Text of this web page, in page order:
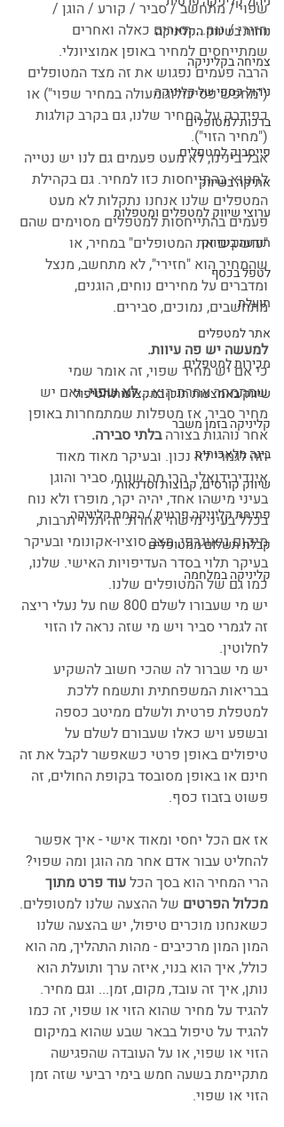
נוחות בשיווק הקליניקה
צמיחה בקליניקה
ניהול כספי של קליניקה
ברכות למטופלים
פייסבוק למטפלים
אתיקה בשיווק
ערוצי שיווק למטפלים ומטפלות
תודעה בשיווק
לטפל בכסף
תועלת
אתר למטפלים
מכירות למטפלים
שיווק באמצעות תוכן במקצועות הטיפול
קליניקה בזמן משבר
בינה מלאכותית
שיווק קורסים, קבוצות וסדנאות
פתיחת קליניקה פרטית / הקמת קליניקה
קבלת תשלום ממטופלים
קליניקה במלחמה
שפוי / מתחשב / סביר / קורע / הוגן /
חזירי / נוח... תארים כאלה ואחרים
שמתייחסים למחיר באופן אמוציונלי.
הרבה פעמים נפגוש את זה מצד המטופלים
("מחפש פסיכולוג מעולה במחיר שפוי") או
כפידבק על המחיר שלנו, גם בקרב קולגות
("מחיר הזוי").
אבל בינינו, לא מעט פעמים גם לנו יש נטייה
לחטוא בהתייחסות כזו למחיר. גם בקהילת
המטפלים שלנו אנחנו נתקלות לא מעט
פעמים בהתייחסות למטפלים מסוימים שהם
"עושקים את המטופלים" במחיר, או
שהמחיר הוא "חזירי", לא מתחשב, מנצל
ומדברים על מחירים נוחים, הוגנים,
מתחשבים, נמוכים, סבירים.
למעשה יש פה עיוות.
כי אם יש מחיר שפוי, זה אומר שמי
שמתמחר אחרת הוא... לא שפוי. ואם יש
מחיר סביר, אז מטפלות שמתמחרות באופן
אחר נוהגות בצורה בלתי סבירה.
וזה לגמרי לא נכון. ובעיקר מאוד מאוד
אינדיבידואלי. הרי מה שנוח, סביר והוגן
בעיני מישהו אחד, יהיה יקר, מופרז ולא נוח
בכלל בעיני מישהי אחרת. זה תלוי תרבות,
מיקום גיאוגרפי, מצב סוציו-אקונומי ובעיקר
בעיקר תלוי בסדר העדיפויות האישי. שלנו,
כמו גם של המטופלים שלנו.
יש מי שעבורו לשלם 800 שח על נעלי ריצה
זה לגמרי סביר ויש מי שזה נראה לו הזוי
לחלוטין.
יש מי שברור לה שהכי חשוב להשקיע
בבריאות המשפחתית ותשמח ללכת
למטפלת פרטית ולשלם ממיטב כספה
ובשפע ויש כאלו שעבורם לשלם על
טיפולים באופן פרטי כשאפשר לקבל את זה
חינם או באופן מסובסד בקופת החולים, זה
פשוט בזבוז כסף.
אז אם הכל יחסי ומאוד אישי - איך אפשר
להחליט עבור אדם אחר מה הוגן ומה שפוי?
הרי המחיר הוא בסך הכל עוד פרט מתוך
מכלול הפרטים של ההצעה שלנו למטופלים.
כשאנחנו מוכרים טיפול, יש בהצעה שלנו
המון המון מרכיבים - מהות התהליך, מה הוא
כולל, איך הוא בנוי, איזה ערך ותועלת הוא
נותן, איך זה עובד, מקום, זמן... וגם מחיר.
להגיד על מחיר שהוא הזוי או שפוי, זה כמו
להגיד על טיפול בבאר שבע שהוא במיקום
הזוי או שפוי, או על העובדה שהפגישה
מתקיימת בשעה חמש בימי רביעי שזה זמן
הזוי או שפוי.